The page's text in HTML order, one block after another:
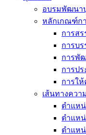
อบรมพัฒนา
หลักเกณฑ์ก
การส
การบ
การพั
การป
การใ
เส้นทางควา
ตำแหน่
ตำแห
ตำแห